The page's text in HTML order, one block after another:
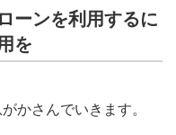
ーンを利用するに
を
かさんでいきます。